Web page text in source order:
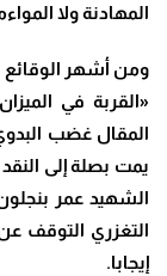
المهادنة ولا
ومن أشهر الوقائع
«القربة في
المقال غضب
يمت بصلة إلى
الشهيد عمر
التغزري التوقف
إيجابا.